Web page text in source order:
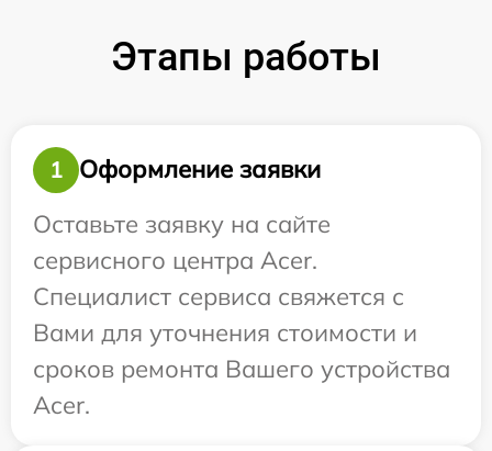
Этапы работы
1
Оформление заявки
Оставьте заявку на сайте
сервисного центра Acer.
Специалист сервиса свяжется с
Вами для уточнения стоимости и
сроков ремонта Вашего устройства
Acer.